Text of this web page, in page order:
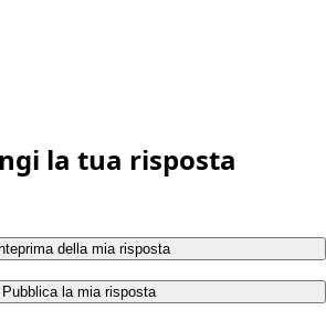
la tua risposta
della mia risposta
Pubblica la mia risposta